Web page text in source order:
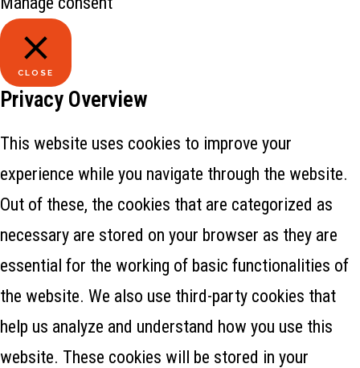
CLOSE
Privacy Overview
This website uses cookies to improve your
experience while you navigate through the website.
Out of these, the cookies that are categorized as
necessary are stored on your browser as they are
essential for the working of basic functionalities of
the website. We also use third-party cookies that
help us analyze and understand how you use this
website. These cookies will be stored in your